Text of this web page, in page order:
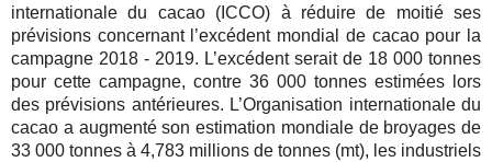
internationale du cacao (ICCO) à réduire de moitié ses
prévisions concernant l’excédent mondial de cacao pour la
campagne 2018 - 2019. L’excédent serait de 18 000 tonnes
pour cette campagne, contre 36 000 tonnes estimées lors
des prévisions antérieures. L’Organisation internationale du
cacao a augmenté son estimation mondiale de broyages de
33 000 tonnes à 4,783 millions de tonnes (mt), les industriels